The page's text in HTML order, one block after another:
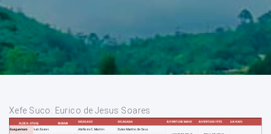
Xefe Suco: Eurico de Jesus Soares